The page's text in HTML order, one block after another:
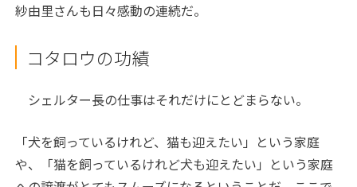
紗由里さんも日々感動の連続だ。
コタロウの功績
シェルター長の仕事はそれだけにとどまらない。
「犬を飼っているけれど、猫も迎えたい」という家庭
や、「猫を飼っているけれど犬も迎えたい」という家庭